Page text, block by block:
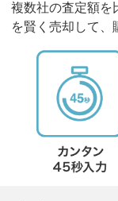
複数社の査定額を
を賢く売却して、